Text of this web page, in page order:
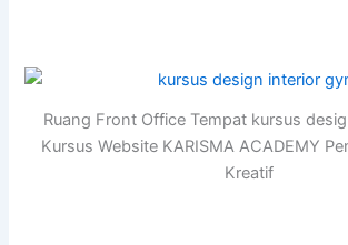
Ruang Front Office Tempat kursus
Kursus Website KARISMA ACADEMY
Kreatif